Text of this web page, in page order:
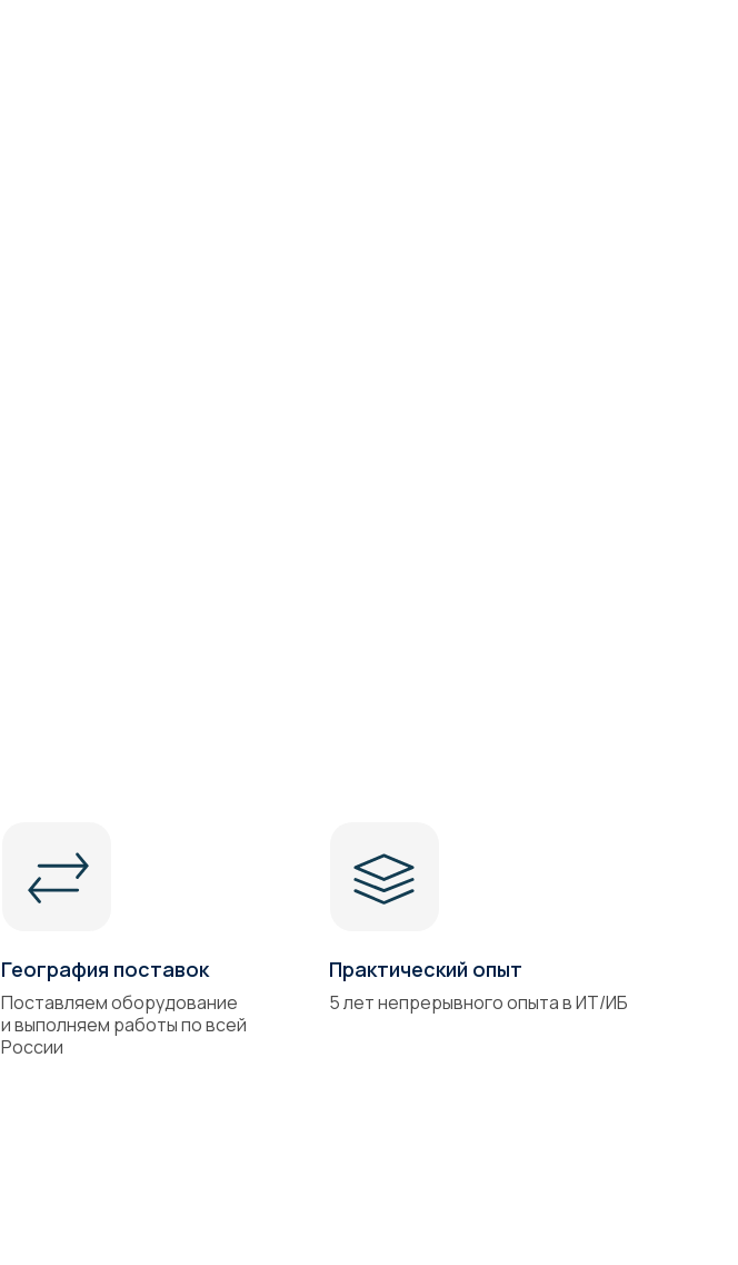
География поставок Практический опыт
Поставляем оборудование
и выполняем работы по всей
России
5 лет непрерывного опыта в ИТ/ИБ